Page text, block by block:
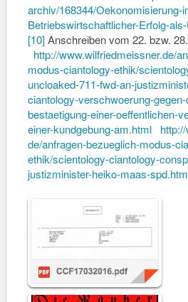
archiv/168344/Oekonomisierung-
Betriebswirtschaftlicher-Erfolg-
[10]Anschreiben vom 22. bzw.
http://www.wilfriedmeissner.de/
modus-ciantology-ethik/
uncloaked-711-fwd-an-
ciantology-verschwoerung-
bestaetigung-einer-oeffentlichen-
einer-kundgebung-am.html
de/anfragen-bezueglich-modus-
ethik/scientology-ciantology-
justizminister-heiko-maas-